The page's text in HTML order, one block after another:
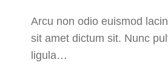
Arcu non odio euismod
sit amet dictum sit. Nunc
ligula…